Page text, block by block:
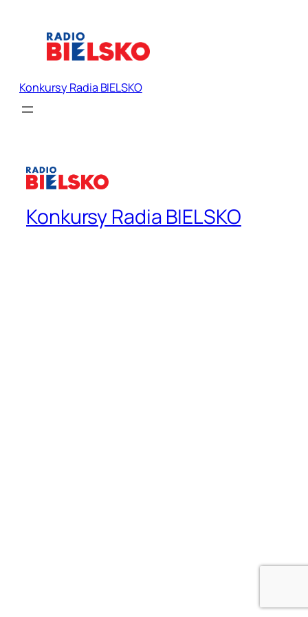
Konkursy Radia BIELSKO
Konkursy Radia BIELSKO